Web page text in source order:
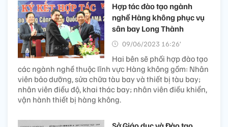
Hợp tác đào tạo ngành
nghề Hàng không phục vụ
sân bay Long Thành
09/06/2023 16:26’
Hai bên sẽ phối hợp đào tạo
các ngành nghề thuộc lĩnh vực Hàng không gồm: Nhân
viên bảo dưỡng, sửa chữa tàu bay và thiết bị tàu bay;
nhân viên điều độ, khai thác bay; nhân viên điều khiển,
vận hành thiết bị hàng không.